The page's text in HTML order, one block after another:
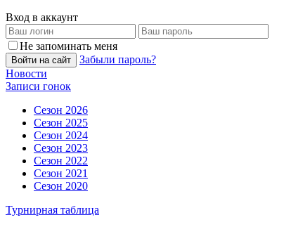
Вход в аккаунт
Не запоминать меня
Войти на сайт
Забыли пароль?
Новости
Записи гонок
Сезон 2026
Сезон 2025
Сезон 2024
Сезон 2023
Сезон 2022
Сезон 2021
Сезон 2020
Турнирная таблица